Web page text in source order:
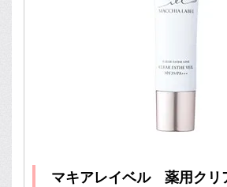
マキアレイベル 薬用クリ